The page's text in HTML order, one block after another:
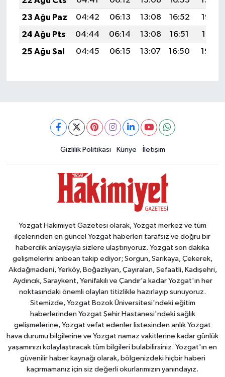
23 Ağu Paz
04:42 06:13 13:08 16:52
19:53
24 Ağu Pts
04:44 06:14 13:08 16:51
19:51
25 Ağu Sal
04:45 06:15 13:07 16:50 19:50
Gizlilik Politikası Künye İletişim
Yozgat Hakimiyet Gazetesi olarak, Yozgat merkez ve tüm
ilçelerinden en güncel Yozgat haberleri tarafsız ve doğru bir
habercilik anlayışıyla sizlere ulaştırıyoruz. Yozgat son dakika
gelişmelerini anbean takip ediyor; Sorgun, Sarıkaya, Çekerek,
Akdağmadeni, Yerköy, Boğazlıyan, Çayıralan, Şefaatli, Kadışehri,
Aydıncık, Saraykent, Yenifakılı ve Çandır’a kadar Yozgat'ın her
noktasındaki önemli olayları titizlikle hazırlayıp sunuyoruz.
Sitemizde, Yozgat Bozok Üniversitesi'ndeki eğitim
haberlerinden Yozgat Şehir Hastanesi'ndeki sağlık
gelişmelerine, Yozgat vefat edenler listesinden anlık Yozgat
hava durumu bilgilerine ve Yozgat namaz vakitlerine kadar günlük
yaşamınızı kolaylaştıracak tüm bilgileri bulabilirsiniz. Yozgat'ın en
güvenilir haber kaynağı olarak, bölgenizdeki hiçbir haberi
kaçırmamanız için siz değerli okurlarımızın yanındayız.